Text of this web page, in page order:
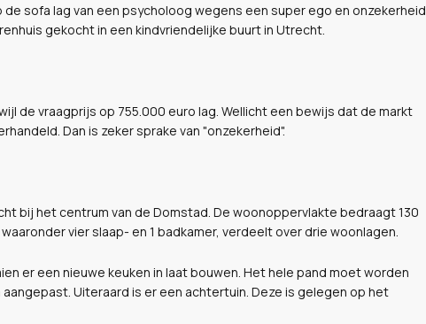
de sofa lag van een psycholoog wegens een super ego en onzekerheid,
gekocht in een kindvriendelijke buurt in Utrecht.
de vraagprijs op 755.000 euro lag. Wellicht een bewijs dat de markt
Dan is zeker sprake van "onzekerheid".
bij het centrum van de Domstad. De woonoppervlakte bedraagt 130
vier slaap- en 1 badkamer, verdeelt over drie woonlagen.
er een nieuwe keuken in laat bouwen. Het hele pand moet worden
Uiteraard is er een achtertuin. Deze is gelegen op het